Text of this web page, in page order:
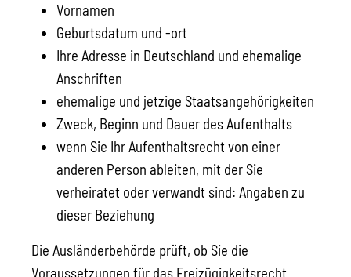
Vornamen
Geburtsdatum und -ort
Ihre Adresse in Deutschland und ehemalige
Anschriften
ehemalige und jetzige Staatsangehörigkeiten
Zweck, Beginn und Dauer des Aufenthalts
wenn Sie Ihr Aufenthaltsrecht von einer
anderen Person ableiten, mit der Sie
verheiratet oder verwandt sind: Angaben zu
dieser Beziehung
Die Ausländerbehörde prüft, ob Sie die
Voraussetzungen für das Freizügigkeitsrecht